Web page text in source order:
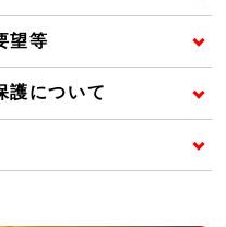
望等
護について